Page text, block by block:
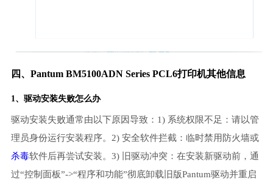
四、Pantum BM5100ADN Series PCL6打印机其他信息
1、 驱动安装失败怎么办
驱动安装失败通常由以下原因导致：1) 系统权限不足：请以管
理员身份运行安装程序。2) 安全软件拦截：临时禁用防火墙或
杀毒软件后再尝试安装。3) 旧驱动冲突：在安装新驱动前，通
过“控制面板”->“程序和功能”彻底卸载旧版Pantum驱动并重启